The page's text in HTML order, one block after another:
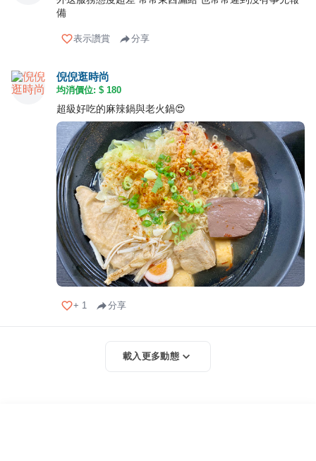
備
表示讚賞 分享
倪倪逛時尚
均消價位: $ 180
超級好吃的麻辣鍋與老火鍋😍
+ 1 分享
載入更多動態